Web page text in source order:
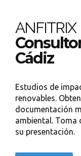
ANFITRIX
Cádiz
Estudios de
renovables.
documentación
ambiental. Toma
su presentación.